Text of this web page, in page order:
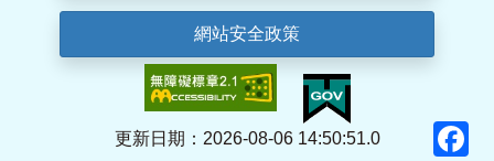
網站安全政策
更新日期：2026-08-06 14:50:51.0